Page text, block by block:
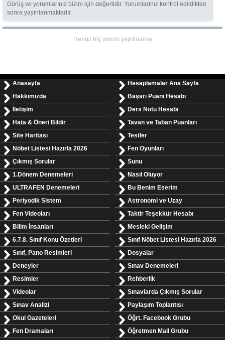
Görüş ve yorumlarınız bizim için değerlidir. Yorumlarınız kontrol edildikten
sonra yayınlanmaktadır.
Henüz hiç yorum yapılmamış
Anasayfa
Hakkımızda
İletişim
Hata & Öneri Bildir
Site Haritası
Nöbet Listesi Hazırla 2026
Çıkmış Sorular
1.Dönem Denemeleri
ULTRAFEN Denemeleri
Periyodik Sistem
Fen Videoları
Bilim İnsanları
6.7.8. Sınıf Konu Özetleri
Sınıf, Pano Resimleri
Deneyler
Resimler
Videolar
Sınav Analizi
Okul Gazeteleri
Fen Dramaları
Hesaplamalar Ana Sayfa
Başarı Puanı Hesabı
Ders Notu Hesabı
Tavan ve Taban Puanları
Testler
Fen Oyunları
Sunu
Nasıl Oluyor
Bu Benim Eserim
Astronomi ve Uzay
Taktir Teşekkür Hesabı
Mesleki Gelişim
Sınıf Nöbet Listesi Hazırla 2026
Dosyalar
Sınav Denemeleri
Rehberlik
Sınavlarda Çıkmış Sorular
Paylaşım Toplantısı
Öğrt. Facebook Grubu
Öğretmen Mail Grubu